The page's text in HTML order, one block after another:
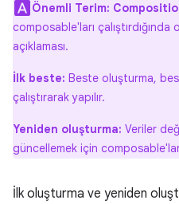
Önemli Terim:
composable'ları
açıklaması.
İlk beste: Beste oluşturma,
çalıştırarak yapılır.
Yeniden oluşturma: Veriler
güncellemek için
İlk oluşturma ve yeniden